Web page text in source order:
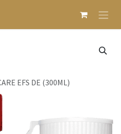
EFS DE (300ML)